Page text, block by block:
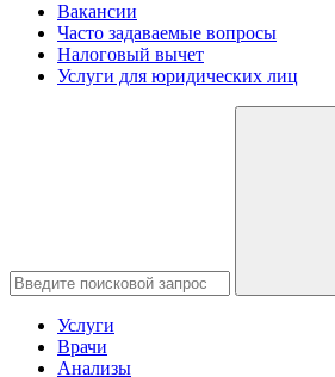
Вакансии
Часто задаваемые вопросы
Налоговый вычет
Услуги для юридических лиц
Услуги
Врачи
Анализы